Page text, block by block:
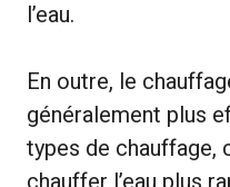
l’eau.
En outre, le
généralement plus
types de chauffage,
chauffer l’eau plus